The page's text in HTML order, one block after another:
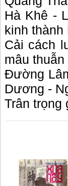
Hà Khê -
kinh thành
Cải cách
mâu
Đường
Dương -
Trân trọng